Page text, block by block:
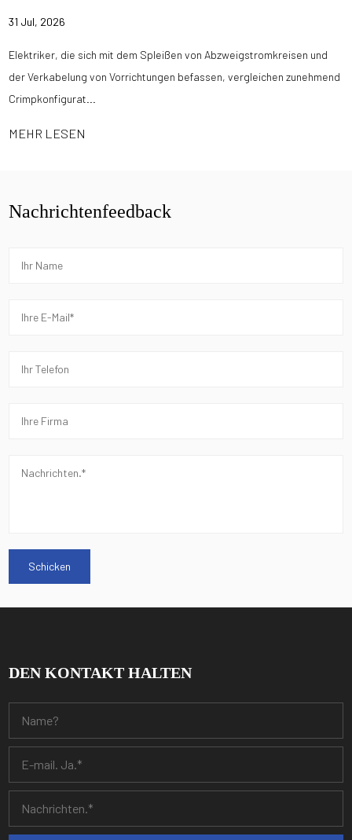
31 Jul, 2026
Elektriker, die sich mit dem Spleißen von Abzweigstromkreisen und
der Verkabelung von Vorrichtungen befassen, vergleichen zunehmend
Crimpkonfigurat...
MEHR LESEN
Nachrichtenfeedback
DEN KONTAKT HALTEN